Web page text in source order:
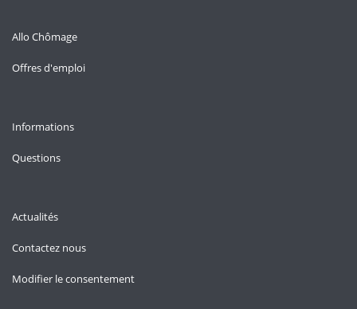
Allo Chômage
Offres d'emploi
Informations
Questions
Actualités
Contactez nous
Modifier le consentement